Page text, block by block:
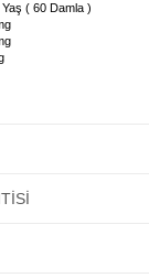
( 60 Damla )